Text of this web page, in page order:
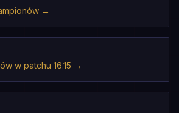
→
w patchu 16.15 →